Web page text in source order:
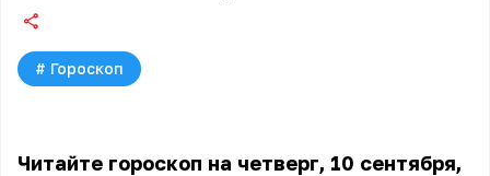
# Гороскоп
Читайте гороскоп на четверг, 10 сентября,